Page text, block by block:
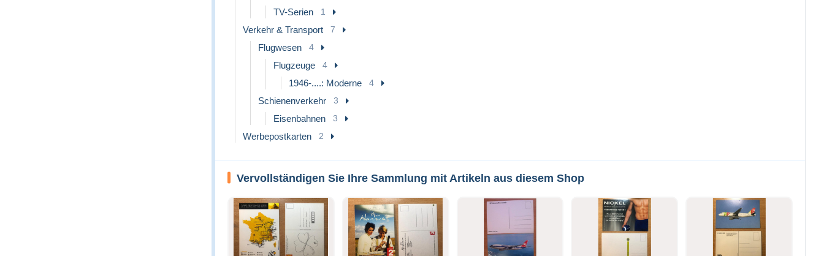
TV-Serien 1
Verkehr & Transport 7
Flugwesen 4
Flugzeuge 4
1946-....: Moderne 4
Schienenverkehr 3
Eisenbahnen 3
Werbepostkarten 2
Vervollständigen Sie Ihre Sammlung mit Artikeln aus diesem Shop